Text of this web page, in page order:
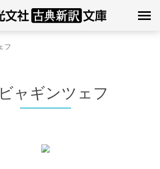
フ
ャギンツェフ